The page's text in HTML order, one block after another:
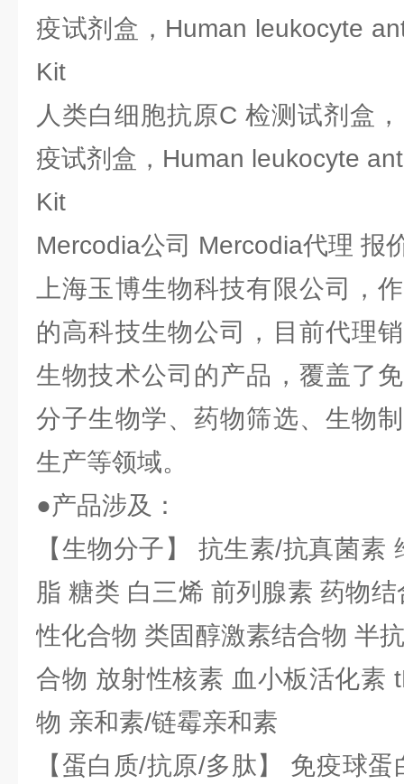
疫试剂盒，Human leukocyte
Kit
人类白细胞抗原C 检测试剂盒
疫试剂盒，Human leukocyte
Kit
Mercodia公司 Mercodia代理 报
上海玉博生物科技有限公司，
的高科技生物公司，目前代理
生物技术公司的产品，覆盖了
分子生物学、药物筛选、生物
生产等领域。
●产品涉及：
【生物分子】 抗生素/抗真菌素
脂 糖类 白三烯 前列腺素 药物
性化合物 类固醇激素结合物 半
合物 放射性核素 血小板活化素
物 亲和素/链霉亲和素
【蛋白质/抗原/多肽】 免疫球